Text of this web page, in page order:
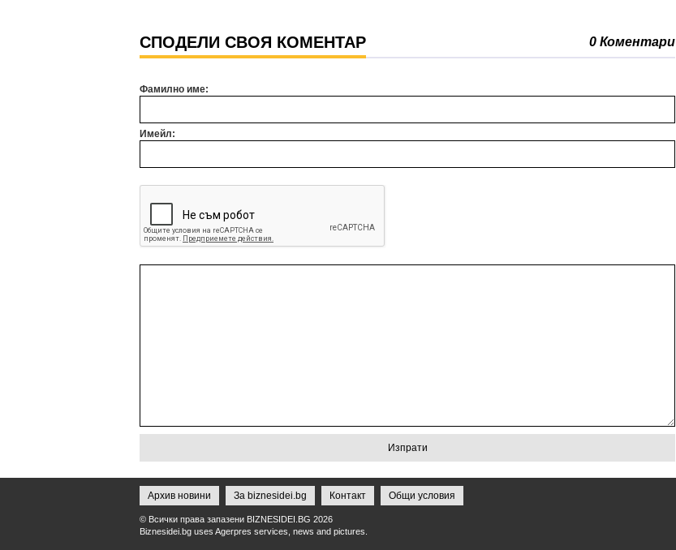
СПОДЕЛИ СВОЯ КОМЕНТАР 0 Коментари
Фамилно име:
Имейл:
Архив новини За biznesidei.bg Контакт Общи условия
© Всички права запазени BIZNESIDEI.BG 2026
Biznesidei.bg uses Agerpres services, news and pictures.